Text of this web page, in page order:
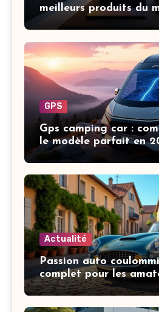
meilleurs produits du
GPS
Gps camping car :
le modèle parfait en
Actualité
Passion auto
complet pour les
mécaniques